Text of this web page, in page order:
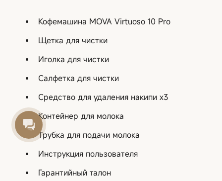
Кофемашина MOVA Virtuoso 10 Pro
Щетка для чистки
Иголка для чистки
Салфетка для чистки
Средство для удаления накипи x3
Контейнер для молока
Трубка для подачи молока
Инструкция пользователя
Гарантийный талон